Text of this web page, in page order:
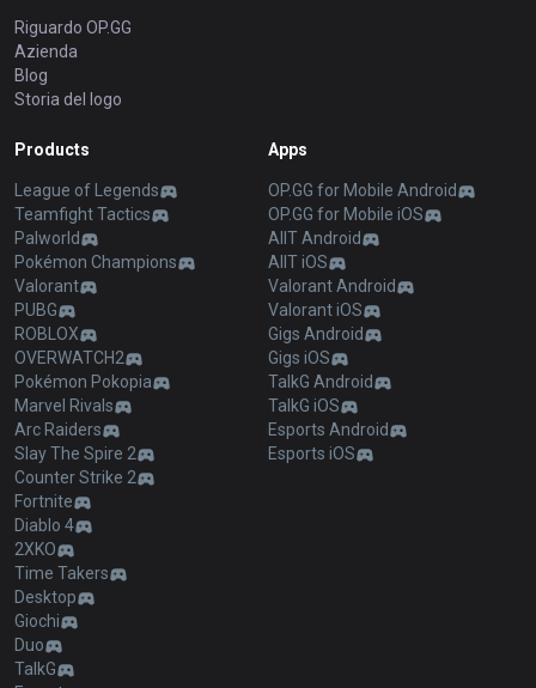
Riguardo OP.GG
Azienda
Blog
Storia del logo
Products
League of Legends
Teamfight Tactics
Palworld
Pokémon Champions
Valorant
PUBG
ROBLOX
OVERWATCH2
Pokémon Pokopia
Marvel Rivals
Arc Raiders
Slay The Spire 2
Counter Strike 2
Fortnite
Diablo 4
2XKO
Time Takers
Desktop
Giochi
Duo
TalkG
Apps
OP.GG for Mobile Android
OP.GG for Mobile iOS
AllT Android
AllT iOS
Valorant Android
Valorant iOS
Gigs Android
Gigs iOS
TalkG Android
TalkG iOS
Esports Android
Esports iOS